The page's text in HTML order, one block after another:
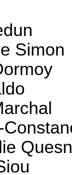
Simon